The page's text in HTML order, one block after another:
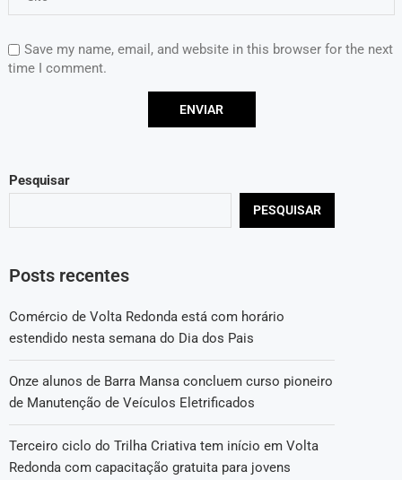
Save my name, email, and website in this browser for the next
time I comment.
Pesquisar
PESQUISAR
Posts recentes
Comércio de Volta Redonda está com horário
estendido nesta semana do Dia dos Pais
Onze alunos de Barra Mansa concluem curso pioneiro
de Manutenção de Veículos Eletrificados
Terceiro ciclo do Trilha Criativa tem início em Volta
Redonda com capacitação gratuita para jovens